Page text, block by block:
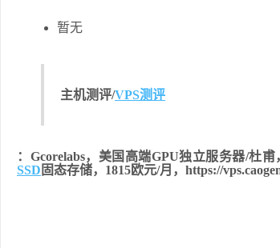
暂无
主机测评/VPS测评
：Gcorelabs，美国高端GPU独立服务器/杜
SSD 固态存储，1815欧元/月，https://